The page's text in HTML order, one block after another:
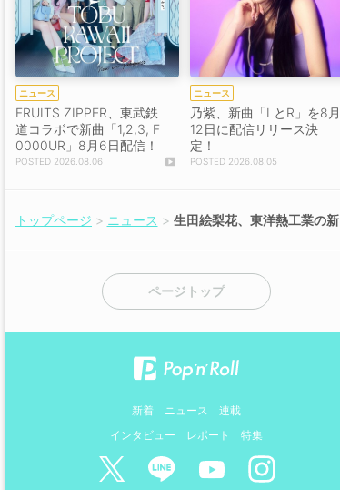
ニュース
FRUITS ZIPPER、東武鉄
道コラボで新曲「1,2,3, F
0000UR」8月6日配信！
2026.08.06
ニュース
乃紫、新曲「LとR」を8月
12日に配信リリース決
定！
2026.08.05
トップページ ニュース
生田絵梨花、東洋熱工業の新
ページトップ
新着 ニュース
連載
インタビュー
レポート 特集